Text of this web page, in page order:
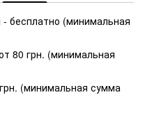
бесплатно (минимальная
80 грн. (минимальная
(минимальная сумма